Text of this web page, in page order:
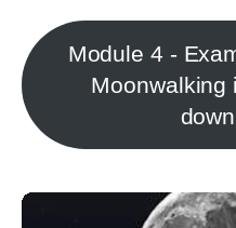
Module 4 -
Moonwalking